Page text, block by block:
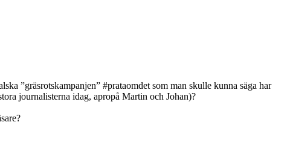
”gräsrotskampanjen” #prataomdet som man skulle kunna säga har
journalisterna idag, apropå Martin och Johan)?